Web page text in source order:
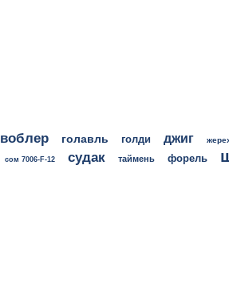
воблер голавль голди джиг
сом 7006-F-12 судак таймень форель